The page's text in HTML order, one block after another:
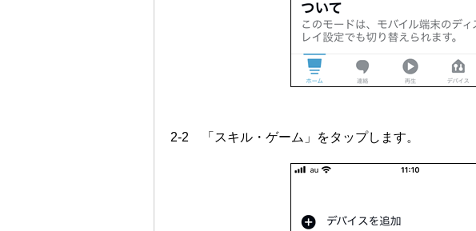
2-2 「スキル・ゲーム」をタップします。